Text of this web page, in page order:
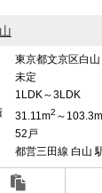
なか23区内だ
、とても良い
東京都文京区白
未定
1LDK～3LDK
31.11m2 ～103.3m
52戸
都営三田線 白山